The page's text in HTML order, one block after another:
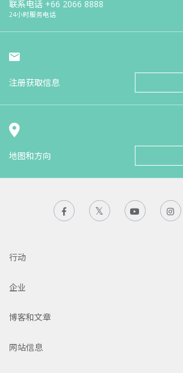
联系电话 +66 2066 8888
24小时服务电话
注册获取信息
地图和方向
行动
企业
博客和文章
网站信息